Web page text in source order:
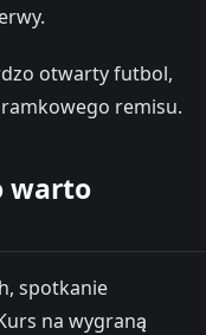
otwarty futbol,
remisu.
warto
spotkanie
na wygraną